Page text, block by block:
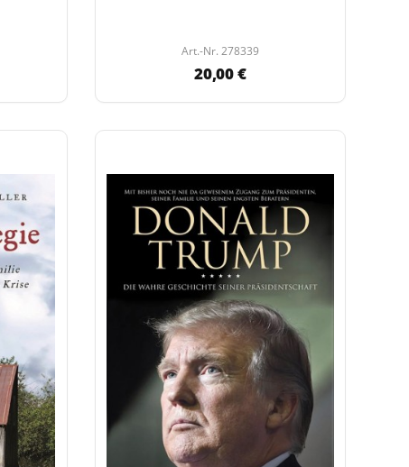
Art.-Nr. 278339
20,00 €